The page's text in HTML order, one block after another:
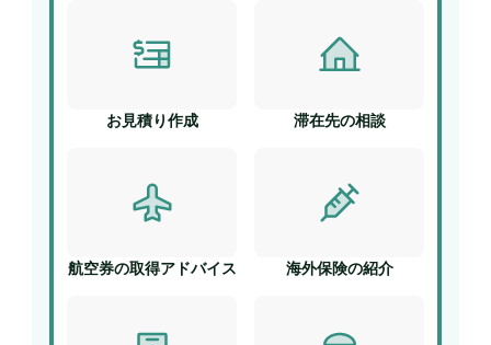
お見積り作成 滞在先の相談
航空券の取得アドバイス 海外保険の紹介